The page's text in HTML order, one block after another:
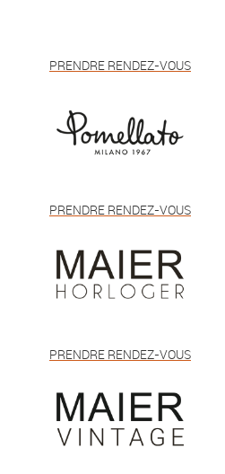
PRENDRE RENDEZ-VOUS
PRENDRE RENDEZ-VOUS
PRENDRE RENDEZ-VOUS